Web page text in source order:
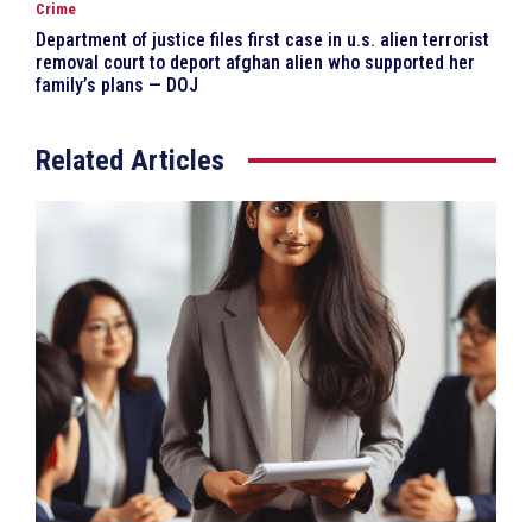
Crime
Department of justice files first case in u.s. alien terrorist
removal court to deport afghan alien who supported her
family’s plans — DOJ
Related Articles